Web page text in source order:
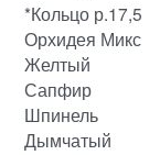
*Кольцо р.17,5
Орхидея Микс
Желтый
Сапфир
Шпинель
Дымчатый